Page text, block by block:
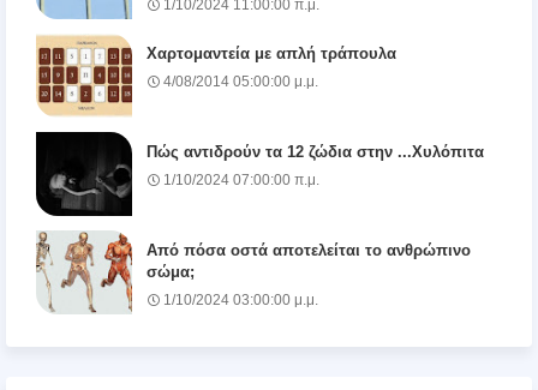
1/10/2024 11:00:00 π.μ.
Χαρτομαντεία με απλή τράπουλα
4/08/2014 05:00:00 μ.μ.
Πώς αντιδρούν τα 12 ζώδια στην ...Χυλόπιτα
1/10/2024 07:00:00 π.μ.
Από πόσα οστά αποτελείται το ανθρώπινο
σώμα;
1/10/2024 03:00:00 μ.μ.